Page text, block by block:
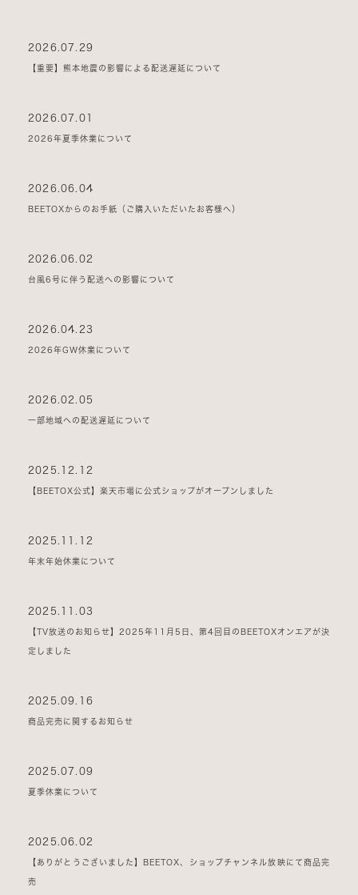
2026.07.29
【重要】熊本地震の影響による配送遅延について
2026.07.01
2026年夏季休業について
2026.06.04
BEETOXからのお手紙（ご購入いただいたお客様へ）
2026.06.02
台風6号に伴う配送への影響について
2026.04.23
2026年GW休業について
2026.02.05
一部地域への配送遅延について
2025.12.12
【BEETOX公式】楽天市場に公式ショップがオープンしました
2025.11.12
年末年始休業について
2025.11.03
【TV放送のお知らせ】2025年11月5日、第4回目のBEETOXオンエアが決
定しました
2025.09.16
商品完売に関するお知らせ
2025.07.09
夏季休業について
2025.06.02
【ありがとうございました】BEETOX、ショップチャンネル放映にて商品完
売